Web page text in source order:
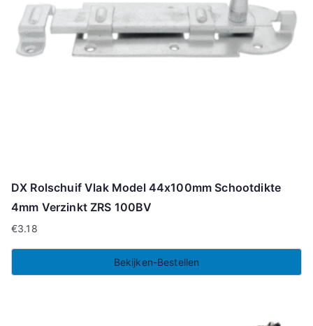
DX Rolschuif Vlak Model 44x100mm Schootdikte
4mm Verzinkt ZRS 100BV
€3.18
Bekijken-Bestellen